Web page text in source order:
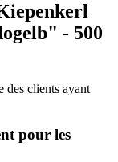
- 500
des clients ayant
pour les